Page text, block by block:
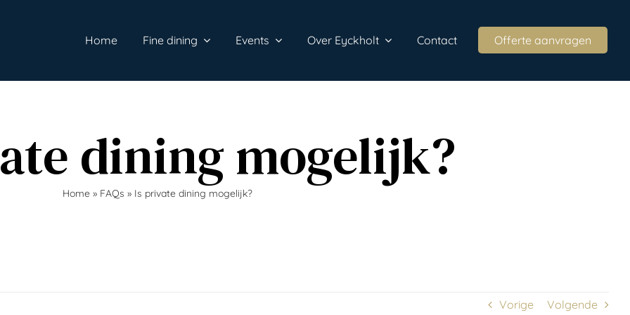
Home Fine dining Events Over Eyckholt Contact Offerte aanvragen
dining mogelijk?
Home » FAQs » Is private dining mogelijk?
Vorige Volgende